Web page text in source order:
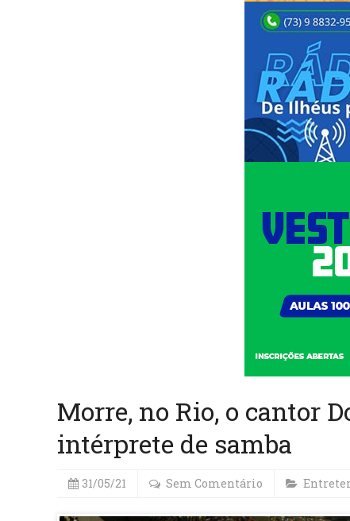
Morre, no Rio, o cantor
intérprete de samba
31/05/21 Sem Comentário